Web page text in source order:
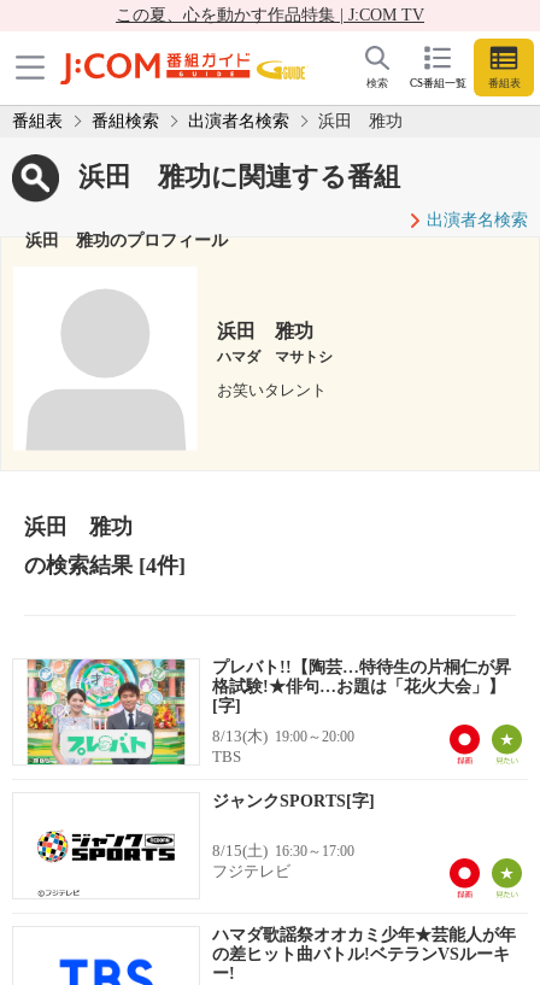
この夏、心を動かす作品特集 | J:COM TV
CS番組一覧 番組表
検索
番組表 番組検索 出演者名検索 浜田 雅功
浜田 雅功に関連する番組
出演者名検索
浜田 雅功のプロフィール
浜田 雅功
ハマダ マサトシ
お笑いタレント
浜田 雅功
の検索結果[4件]
プレバト!!【陶芸…特待生の片桐仁が昇
格試験!★俳句…お題は「花火大会」】
[字]
8/13(木) 19:00～20:00
TBS
ジャンクSPORTS[字]
8/15(土) 16:30～17:00
フジテレビ
ハマダ歌謡祭オオカミ少年★芸能人が年
の差ヒット曲バトル!ベテランVSルーキ
ー!